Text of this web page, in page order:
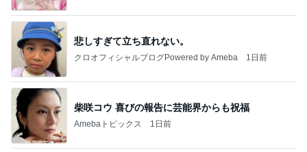
悲しすぎて立ち直れない。
クロオフィシャルブログPowered by Ameba 1日前
柴咲コウ 喜びの報告に芸能界からも祝福
Amebaトピックス 1日前